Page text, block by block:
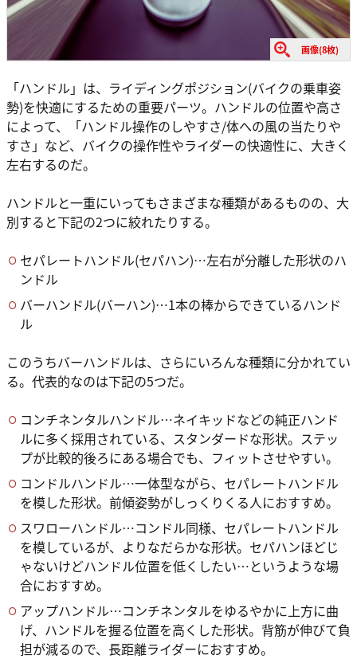
画像(8枚)
「ハンドル」は、ライディングポジション(バイクの乗車姿
勢)を快適にするための重要パーツ。ハンドルの位置や高さ
によって、「ハンドル操作のしやすさ/体への風の当たりや
すさ」など、バイクの操作性やライダーの快適性に、大きく
左右するのだ。
ハンドルと一重にいってもさまざまな種類があるものの、大
別すると下記の2つに絞れたりする。
セパレートハンドル(セパハン)…左右が分離した形状のハ
ンドル
バーハンドル(バーハン)…1本の棒からできているハンド
ル
このうちバーハンドルは、さらにいろんな種類に分かれてい
る。代表的なのは下記の5つだ。
コンチネンタルハンドル…ネイキッドなどの純正ハンド
ルに多く採用されている、スタンダードな形状。ステッ
プが比較的後ろにある場合でも、フィットさせやすい。
コンドルハンドル…一体型ながら、セパレートハンドル
を模した形状。前傾姿勢がしっくりくる人におすすめ。
スワローハンドル…コンドル同様、セパレートハンドル
を模しているが、よりなだらかな形状。セパハンほどじ
ゃないけどハンドル位置を低くしたい…というような場
合におすすめ。
アップハンドル…コンチネンタルをゆるやかに上方に曲
げ、ハンドルを握る位置を高くした形状。背筋が伸びて負
担が減るので、長距離ライダーにおすすめ。